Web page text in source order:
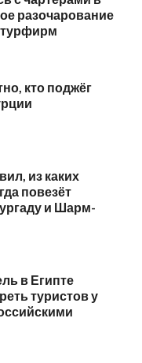
разочарование
турфирм
кто поджёг
из каких
повезёт
и Шарм-
в Египте
туристов у